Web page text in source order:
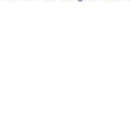
online; das